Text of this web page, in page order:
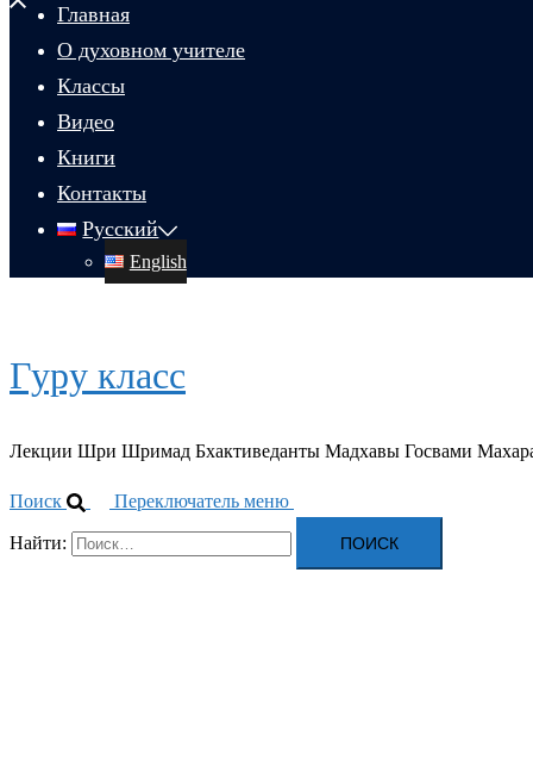
Главная
О духовном учителе
Классы
Видео
Книги
Контакты
Русский
English
Гуру класс
Лекции Шри Шримад Бхактиведанты Мадхавы Госвами
Поиск Переключатель меню
Найти: